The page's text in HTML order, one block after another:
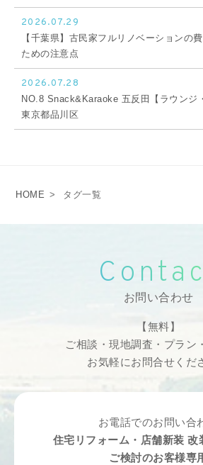
2026.07.29
【千葉県】古民家フルリノベーションの
ための注意点
2026.07.28
NO.8 Snack&Karaoke 五反田【ラウンジ
東京都品川区
HOME > タグ一覧
お問い合わせ
【無料】
ご相談・現地調査・プラン
お気軽にお問合せくだ
お電話でのお問い合
住宅リフォーム・店舗新装 改
ご検討のお客様専